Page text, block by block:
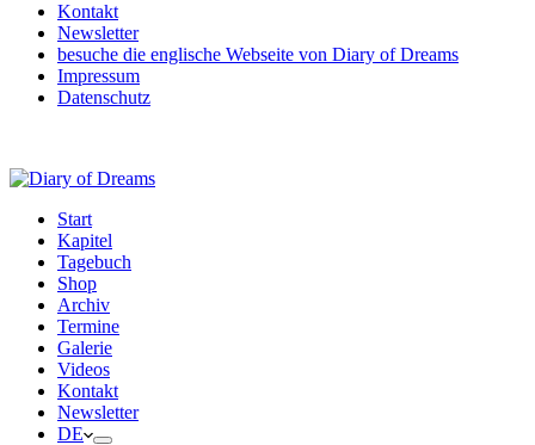
Kontakt
Newsletter
besuche die englische Webseite von Diary of Dreams
Impressum
Datenschutz
Start
Kapitel
Tagebuch
Shop
Archiv
Termine
Galerie
Videos
Kontakt
Newsletter
DE